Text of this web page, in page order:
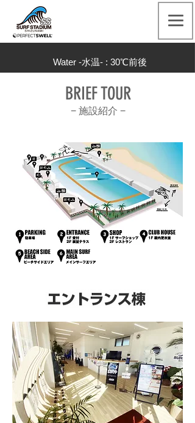
Water -水温- : 30℃前後
BRIEF TOUR
− 施設紹介 −